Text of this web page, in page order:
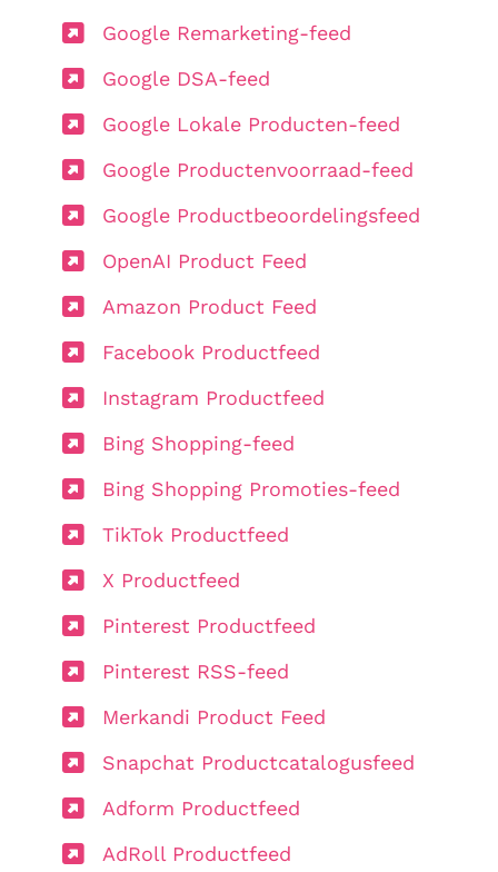
Google Remarketing-feed
Google DSA-feed
Google Lokale Producten-feed
Google Productenvoorraad-feed
Google Productbeoordelingsfeed
OpenAI Product Feed
Amazon Product Feed
Facebook Productfeed
Instagram Productfeed
Bing Shopping-feed
Bing Shopping Promoties-feed
TikTok Productfeed
X Productfeed
Pinterest Productfeed
Pinterest RSS-feed
Merkandi Product Feed
Snapchat Productcatalogusfeed
Adform Productfeed
AdRoll Productfeed